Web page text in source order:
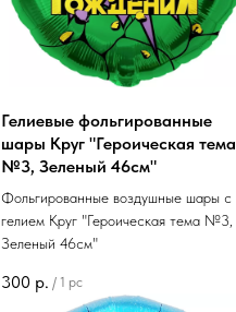
Гелиевые фольгированные
шары Круг "Героическая тема
№3, Зеленый 46см"
Фольгированные воздушные шары с
гелием Круг "Героическая тема №3,
Зеленый 46см"
300 р. / 1 pc